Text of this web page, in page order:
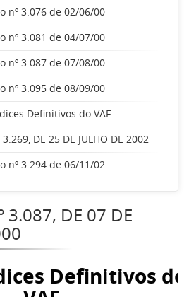
nº 3.076 de 02/06/00
nº 3.081 de 04/07/00
nº 3.087 de 07/08/00
nº 3.095 de 08/09/00
Definitivos do VAF
DE 25 DE JULHO DE 2002
nº 3.294 de 06/11/02
3.087, DE 07 DE
Definitivos do